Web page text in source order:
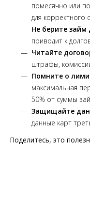
помесячно или
для корректного
Не берите займ
приводит к
Читайте
штрафы,
Помните о
максимальная
50% от суммы
Защищайте
данные карт
Поделитесь, это